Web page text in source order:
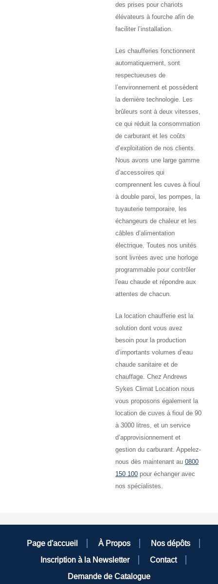
des prises pour chariots
élévateurs à fourche afin de
faciliter l’installation.
Les chaufferies fonctionnent
automatiquement, sont
respectueuses de
l’environnement et possèdent
la dernière technologie. Les
brûleurs sont à deux vitesses,
ce qui réduit la consommation
de carburant et les coûts
d’exploitation de nos clients.
Nous avons une large gamme
d’accessoires qui
comprennent les cuves à fioul
à double paroi, les pompes, la
tuyauterie temporaire, les
échangeurs de chaleur et les
câbles d’alimentation
électrique. Toutes nos unités
sont livrées avec une horloge
programmable pour contrôler
l'eau chaude et répondre aux
attentes de chacun.
La location chaufferie est la
solution dont vous avez
besoin pour la production
d’importants volumes d’eau
chaude sanitaire et de
chauffage. Chez Andrews
Sykes Climat Location nous
vous proposons également la
location de cuves à fioul de 90
à 3000 litres, et un service
d’approvisionnement et
gestion du carburant. Appelez-
nous dès maintenant au0800
150 100 pour échanger avec
nos spécialistes.
Page d'accueil À Propos
Nos dépôts
Inscription à la Newsletter
Contact
Demande de Catalogue